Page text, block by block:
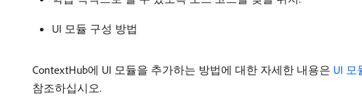
UI 모듈 구성 방법
ContextHub에 UI 모듈을 추가하는 방법에 대한 자세한 내용은 UI 모
참조하십시오.